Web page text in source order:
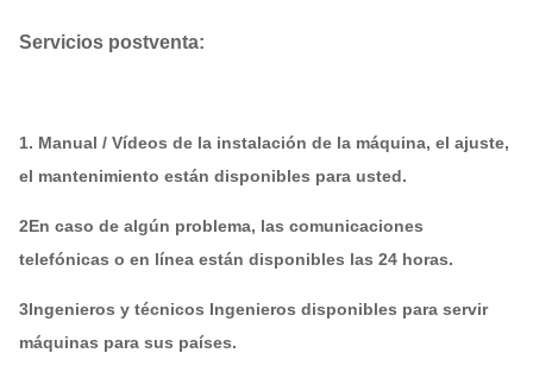
Servicios postventa:
1. Manual / Vídeos de la instalación de la máquina, el ajuste,
el mantenimiento están disponibles para usted.
2En caso de algún problema, las comunicaciones
telefónicas o en línea están disponibles las 24 horas.
3Ingenieros y técnicos Ingenieros disponibles para servir
máquinas para sus países.